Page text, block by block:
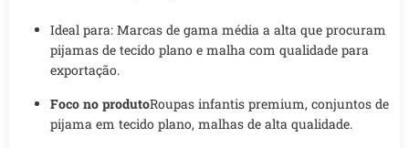
Ideal para: Marcas de gama média a alta que procuram
pijamas de tecido plano e malha com qualidade para
exportação.
Foco no produtoRoupas infantis premium, conjuntos de
pijama em tecido plano, malhas de alta qualidade.